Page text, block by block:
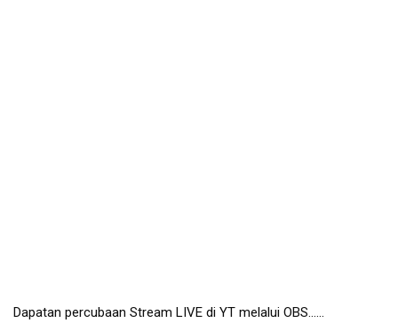
Dapatan percubaan Stream LIVE di YT melalui OBS......